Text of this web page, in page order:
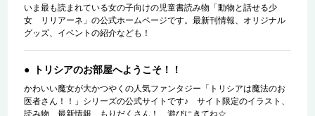
いま最も読まれている女の子向けの児童書読み物「動物と話せる少
女 リリアーネ」の公式ホームページです。最新刊情報、オリジナル
グッズ、イベントの紹介なども！
トリシアのお部屋へようこそ！！
かわいい魔女が大かつやくの人気ファンタジー「トリシアは魔法のお
医者さん！！」シリーズの公式サイトです♪ サイト限定のイラスト、